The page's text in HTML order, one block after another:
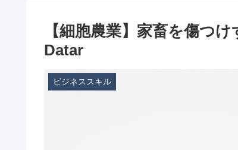
【細胞農業】家畜を傷つ
Datar
ビジネススキル